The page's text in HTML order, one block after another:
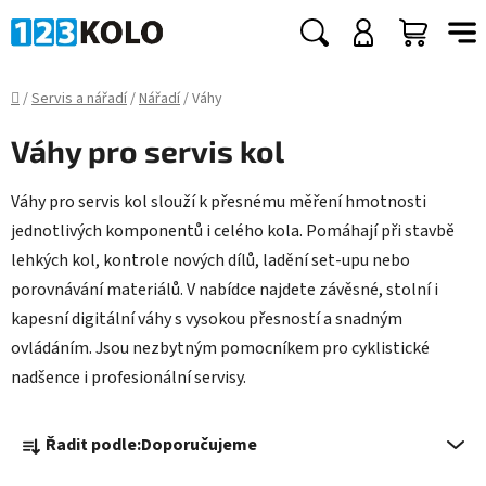
na
Hledat
Domů
/Servis a nářadí/Nářadí/Váhy
Váhy pro servis kol
Váhy pro servis kol slouží k přesnému měření hmotnosti
jednotlivých komponentů i celého kola. Pomáhají při stavbě
lehkých kol, kontrole nových dílů, ladění set-upu nebo
porovnávání materiálů. V nabídce najdete závěsné, stolní i
kapesní digitální váhy s vysokou přesností a snadným
ovládáním. Jsou nezbytným pomocníkem pro cyklistické
nadšence i profesionální servisy.
a
Řadit podle:Doporučujeme